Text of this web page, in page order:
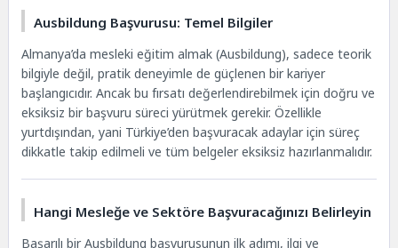
Ausbildung Başvurusu: Temel Bilgiler
Almanya’da mesleki eğitim almak (Ausbildung), sadece teorik
bilgiyle değil, pratik deneyimle de güçlenen bir kariyer
başlangıcıdır. Ancak bu fırsatı değerlendirebilmek için doğru ve
eksiksiz bir başvuru süreci yürütmek gerekir. Özellikle
yurtdışından, yani Türkiye’den başvuracak adaylar için süreç
dikkatle takip edilmeli ve tüm belgeler eksiksiz hazırlanmalıdır.
Hangi Mesleğe ve Sektöre Başvuracağınızı Belirleyin
Başarılı bir Ausbildung başvurusunun ilk adımı, ilgi ve